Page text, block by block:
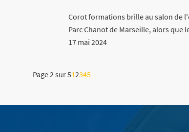
Corot formations brille au salon de
Parc Chanot de Marseille, alors
17 mai 2024
Page 2 sur 512345